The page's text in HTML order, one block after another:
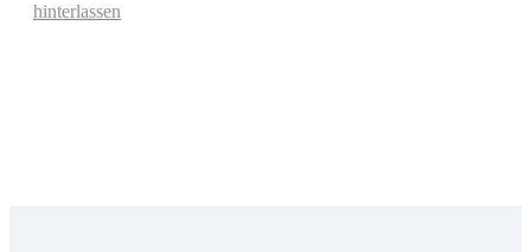
hinterlassen